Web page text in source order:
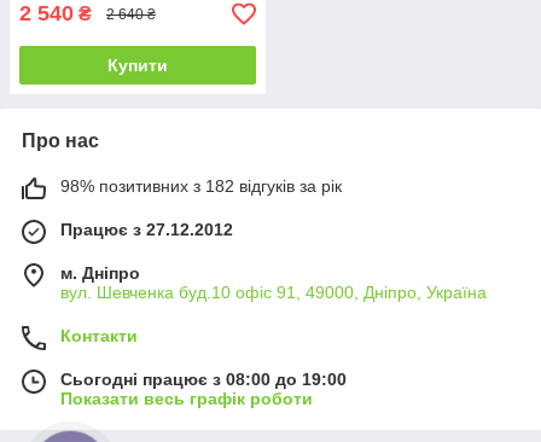
2 540 ₴ 2 640 ₴
Купити
Про нас
98% позитивних з 182 відгуків за рік
Працює з 27.12.2012
м. Дніпро
вул. Шевченка буд.10 офіс 91, 49000, Дніпро, Україна
Контакти
Сьогодні працює з 08:00 до 19:00
Показати весь графік роботи